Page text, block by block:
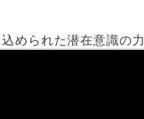
められた潜在意識の力